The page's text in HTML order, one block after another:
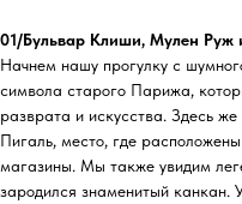
01/Бульвар Клиши, Мулен Руж
Начнем нашу прогулку с
символа старого Парижа,
разврата и искусства. Здесь
Пигаль, место, где
магазины. Мы также увидим
зародился знаменитый канкан.